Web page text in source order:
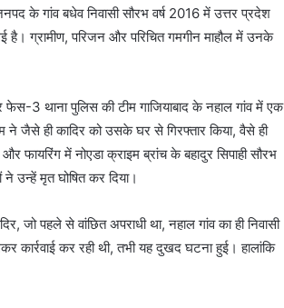
के गांव बधेव निवासी सौरभ वर्ष 2016 में उत्तर प्रदेश
ग्रामीण, परिजन और परिचित गमगीन माहौल में उनके
3 थाना पुलिस की टीम गाजियाबाद के नहाल गांव में एक
जैसे ही कादिर को उसके घर से गिरफ्तार किया, वैसे ही
फायरिंग में नोएडा क्राइम ब्रांच के बहादुर सिपाही सौरभ
उन्हें मृत घोषित कर दिया।
जो पहले से वांछित अपराधी था, नहाल गांव का ही निवासी
कार्रवाई कर रही थी, तभी यह दुखद घटना हुई। हालांकि